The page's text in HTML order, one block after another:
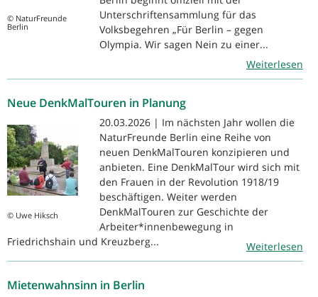
© NaturFreunde
Berlin
Unterschriftensammlung für das
Volksbegehren „Für Berlin – gegen
Olympia. Wir sagen Nein zu einer...
Weiterlesen
Neue DenkMalTouren in Planung
© Uwe Hiksch
20.03.2026 | Im nächsten Jahr wollen die
NaturFreunde Berlin eine Reihe von
neuen DenkMalTouren konzipieren und
anbieten. Eine DenkMalTour wird sich mit
den Frauen in der Revolution 1918/19
beschäftigen. Weiter werden
DenkMalTouren zur Geschichte der
Arbeiter*innenbewegung in
Friedrichshain und Kreuzberg...
Weiterlesen
Mietenwahnsinn in Berlin